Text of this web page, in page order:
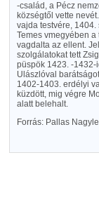
-család, a Pécz
községtől vette
vajda testvére,
Temes vmegyében
vagdalta az ellent.
szolgálatokat tett
püspök 1423. -1432-
Ulászlóval
1402-1403. erdélyi
küzdött, mig végre
alatt belehalt.
Forrás: Pallas